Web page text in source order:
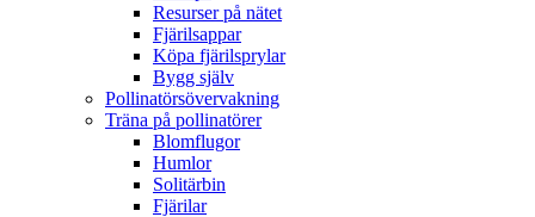
Resurser på nätet
Fjärilsappar
Köpa fjärilsprylar
Bygg själv
Pollinatörsövervakning
Träna på pollinatörer
Blomflugor
Humlor
Solitärbin
Fjärilar